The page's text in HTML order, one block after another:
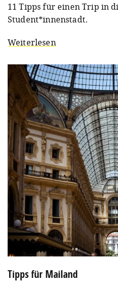
11 Tipps für einen Trip in
Student*innenstadt.
Weiterlesen
Tipps für Mailand